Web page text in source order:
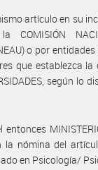
artículo en su
COMISIÓN
o por
que establezca
según lo
la nómina del
en Psicología/